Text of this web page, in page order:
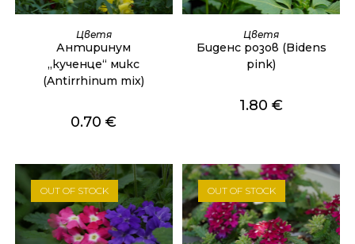
ОЩЕ
Цветя
Антиринум
„кученце“ микс
(Antirrhinum mix)
0.70€
ОЩЕ
Цветя
Биденс розов (Bidens
pink)
1.80€
OUT OF STOCK OUT OF STOCK